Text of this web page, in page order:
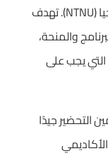
لمنحة الجامعة النرويجية للعلوم والتكنولوجيا (NTNU). تهدف
والمنحة،
يجب على
التحضير جيدًا